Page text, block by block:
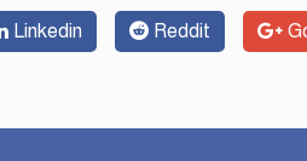
Linkedin Reddit